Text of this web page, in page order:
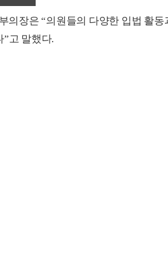
의장은 “의원들의 다양한 입법 활동
고 말했다.